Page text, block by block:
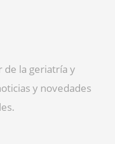
de la geriatría y
y novedades